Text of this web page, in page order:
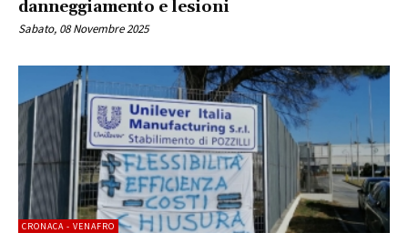
danneggiamento e lesioni
Sabato, 08 Novembre 2025
CRONACA - VENAFRO